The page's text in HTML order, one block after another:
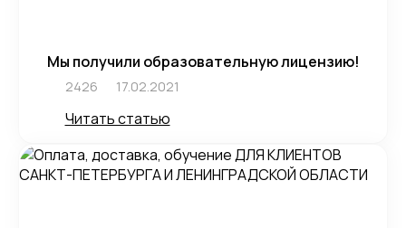
Мы получили образовательную лицензию!
2426 17.02.2021
Читать статью